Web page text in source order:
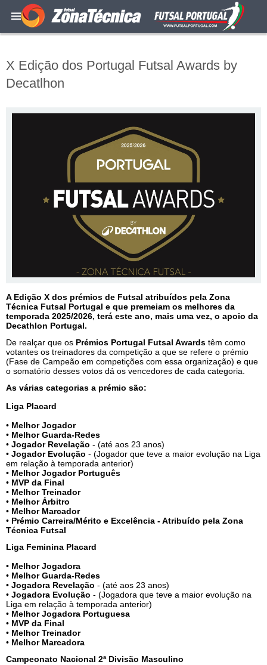
X Edição dos Portugal Futsal Awards by
Decatlhon
A Edição X dos prémios de Futsal atribuídos pela Zona
Técnica Futsal Portugal e que premeiam os melhores da
temporada 2025/2026, terá este ano, mais uma vez, o apoio da
Decathlon Portugal.
De realçar que os Prémios Portugal Futsal Awards têm como
votantes os treinadores da competição a que se refere o prémio
(Fase de Campeão em competições com essa organização) e que
o somatório desses votos dá os vencedores de cada categoria.
As várias categorias a prémio são:
Liga Placard
• Melhor Jogador
• Melhor Guarda-Redes
• Jogador Revelação - (até aos 23 anos)
• Jogador Evolução - (Jogador que teve a maior evolução na Liga
em relação à temporada anterior)
• Melhor Jogador Português
• MVP da Final
• Melhor Treinador
• Melhor Árbitro
• Melhor Marcador
• Prémio Carreira/Mérito e Excelência - Atribuído pela Zona
Técnica Futsal
Liga Feminina Placard
• Melhor Jogadora
• Melhor Guarda-Redes
• Jogadora Revelação - (até aos 23 anos)
• Jogadora Evolução - (Jogadora que teve a maior evolução na
Liga em relação à temporada anterior)
• Melhor Jogadora Portuguesa
• MVP da Final
• Melhor Treinador
• Melhor Marcadora
Campeonato Nacional 2ª Divisão Masculino